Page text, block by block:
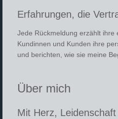
Erfahrungen, die
Jede Rückmeldung erzählt ihre
Kundinnen und Kunden ihre
und berichten, wie sie meine
Über mich
Mit Herz,